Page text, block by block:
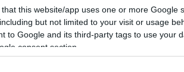
that this website/app uses one or more Google
but not limited to your visit or usage
to Google and its third-party tags to use your
consent section.
.